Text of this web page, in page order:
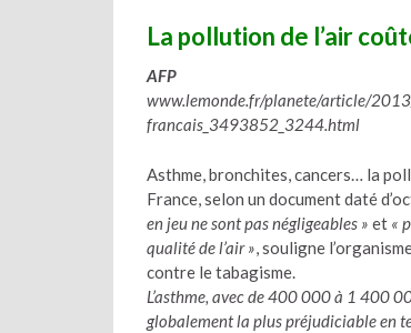
La pollution de l’air
AFP
www.lemonde.fr/planete/article/
francais_3493852_3244.html
Asthme, bronchites, cancers… la
France, selon un document daté
en jeu ne sont pas négligeables » et «
qualité de l’air » , souligne
contre le tabagisme.
L’asthme, avec de 400 000 à 1 400
globalement la plus préjudiciable en